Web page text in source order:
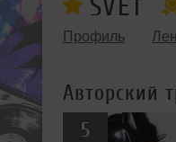
SVET
Профиль
Авторский
5